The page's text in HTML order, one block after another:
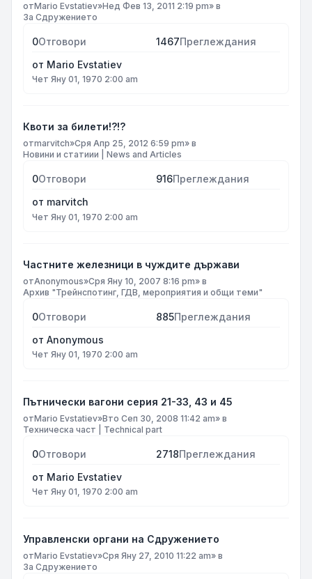
отMario Evstatiev»Нед Фев 13, 2011 2:19 pm» в
За Сдружението
0Отговори 1467Преглеждания
от Mario Evstatiev
Чет Яну 01, 1970 2:00 am
Квоти за билети!?!?
отmarvitch»Сря Апр 25, 2012 6:59 pm» в
Новини и статиии | News and Articles
0Отговори 916Преглеждания
от marvitch
Чет Яну 01, 1970 2:00 am
Частните железници в чуждите държави
отAnonymous»Сря Яну 10, 2007 8:16 pm» в
Архив "Трейнспотинг, ГДВ, мероприятия и общи теми"
0Отговори 885Преглеждания
от Anonymous
Чет Яну 01, 1970 2:00 am
Пътнически вагони серия 21-33, 43 и 45
отMario Evstatiev»Вто Сеп 30, 2008 11:42 am» в
Техническа част | Technical part
0Отговори 2718Преглеждания
от Mario Evstatiev
Чет Яну 01, 1970 2:00 am
Управленски органи на Сдружението
отMario Evstatiev»Сря Яну 27, 2010 11:22 am» в
За Сдружението